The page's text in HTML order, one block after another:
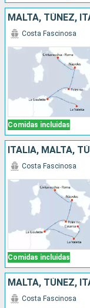
MALTA, TÚNEZ,
Comidas incluidas
Costa Fascinosa
ITALIA, MALTA,
Comidas incluidas
Costa Fascinosa
Costa Fascinosa